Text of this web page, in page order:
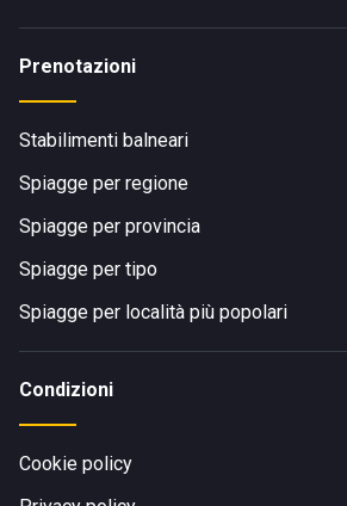
Prenotazioni
Stabilimenti balneari
Spiagge per regione
Spiagge per provincia
Spiagge per tipo
Spiagge per località più popolari
Condizioni
Cookie policy